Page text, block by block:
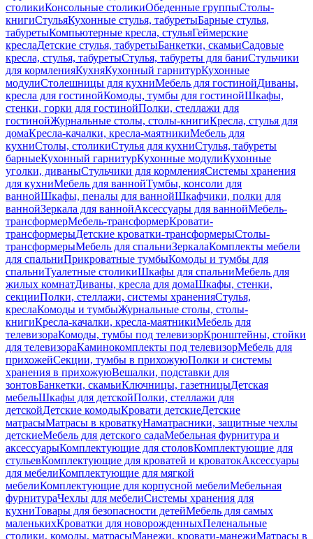
столикиКонсольные столикиОбеденные группыСтолы-
книгиСтульяКухонные стулья, табуретыБарные стулья,
табуретыКомпьютерные кресла, стульяГеймерские
креслаДетские стулья, табуретыБанкетки, скамьиСадовые
кресла, стулья, табуретыСтулья, табуреты для баниСтульчики
для кормленияКухняКухонный гарнитурКухонные
модулиСтолешницы для кухниМебель для гостинойДиваны,
кресла для гостинойКомоды, тумбы для гостинойШкафы,
стенки, горки для гостинойПолки, стеллажи для
гостинойЖурнальные столы, столы-книгиКресла, стулья для
домаКресла-качалки, кресла-маятникиМебель для
кухниСтолы, столикиСтулья для кухниСтулья, табуреты
барныеКухонный гарнитурКухонные модулиКухонные
уголки, диваныСтульчики для кормленияСистемы хранения
для кухниМебель для ваннойТумбы, консоли для
ваннойШкафы, пеналы для ваннойШкафчики, полки для
ваннойЗеркала для ваннойАксессуары для ваннойМебель-
трансформерМебель-трансформерКровати-
трансформерыДетские кроватки-трансформерыСтолы-
трансформерыМебель для спальниЗеркалаКомплекты мебели
для спальниПрикроватные тумбыКомоды и тумбы для
спальниТуалетные столикиШкафы для спальниМебель для
жилых комнатДиваны, кресла для домаШкафы, стенки,
секцииПолки, стеллажи, системы храненияСтулья,
креслаКомоды и тумбыЖурнальные столы, столы-
книгиКресла-качалки, кресла-маятникиМебель для
телевизораКомоды, тумбы под телевизорКронштейны, стойки
для телевизораКаминокомплекты под телевизорМебель для
прихожейСекции, тумбы в прихожуюПолки и системы
хранения в прихожуюВешалки, подставки для
зонтовБанкетки, скамьиКлючницы, газетницыДетская
мебельШкафы для детскойПолки, стеллажи для
детскойДетские комодыКровати детскиеДетские
матрасыМатрасы в кроваткуНаматрасники, защитные чехлы
детскиеМебель для детского садаМебельная фурнитура и
аксессуарыКомплектующие для столовКомплектующие для
стульевКомплектующие для кроватей и кроватокАксессуары
для мебелиКомплектующие для мягкой
мебелиКомплектующие для корпусной мебелиМебельная
фурнитураЧехлы для мебелиСистемы хранения для
кухниТовары для безопасности детейМебель для самых
маленькихКроватки для новорожденныхПеленальные
столики, комоды, матрасыМанежи, кровати-манежиМатрасы в